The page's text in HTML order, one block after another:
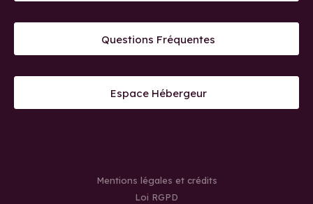
Questions Fréquentes
Espace Hébergeur
Mentions légales et crédits
Loi RGPD